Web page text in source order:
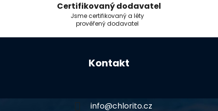
Certifikovaný dodavatel
Jsme certifikovaný a léty
prověřený dodavatel
Kontakt
info@chlorito.cz